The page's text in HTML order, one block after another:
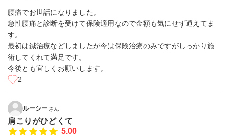
腰痛でお世話になりました。
急性腰痛と診断を受けて保険適用なので金額も気にせず通えてま
す。
最初は鍼治療などしましたが今は保険治療のみですがしっかり施
術してくれて満足です。
今後とも宜しくお願いします。
2
ルーシー さん
肩こりがひどくて
5.00